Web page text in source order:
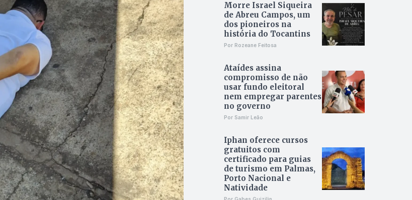
Morre Israel Siqueira
de Abreu Campos, um
dos pioneiros na
história do Tocantins
Por Rozeane Feitosa
Ataídes assina
compromisso de não
usar fundo eleitoral
nem empregar parentes
no governo
Por Samir Leão
Iphan oferece cursos
gratuitos com
certificado para guias
de turismo em Palmas,
Porto Nacional e
Natividade